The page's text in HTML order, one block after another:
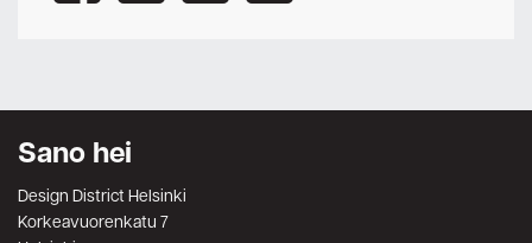
Sano hei
Design District Helsinki
Korkeavuorenkatu 7